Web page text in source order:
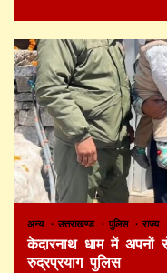
अन्य उत्तराखण्ड पुलिस राज्य
केदारनाथ धाम में
रुद्रप्रयाग पुलिस